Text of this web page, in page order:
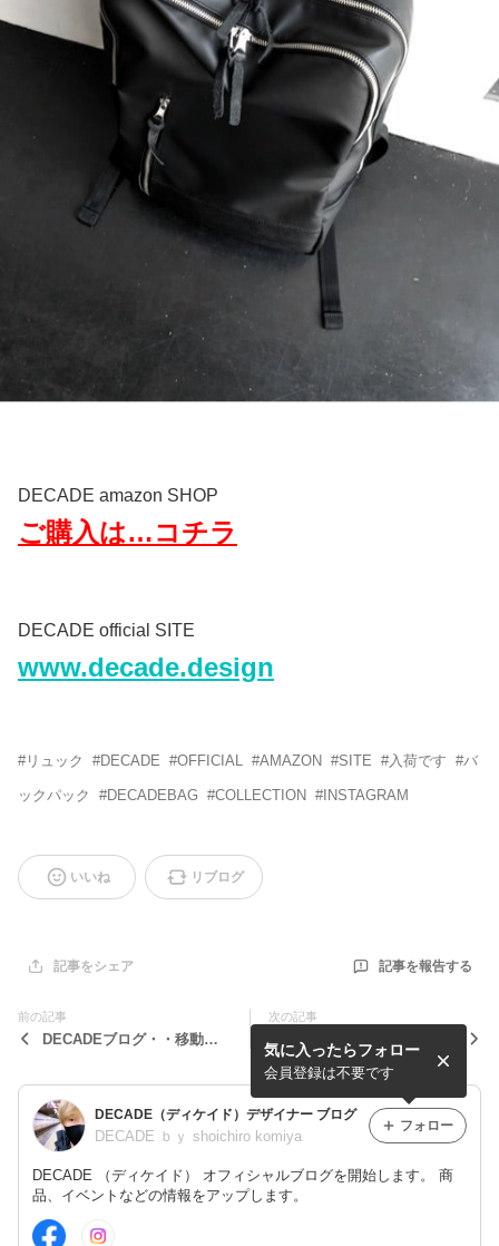
DECADE amazon SHOP
ご購入は…コチラ
DECADE official SITE
www.decade.design
#リュック #DECADE #OFFICIAL #AMAZON #SITE #入荷です #バ
ックパック #DECADEBAG #COLLECTION #INSTAGRAM
いいね リブログ
記事をシェア 記事を報告する
前の記事
DECADEブログ・・移動し
次の記事
マットナイロンバックパック
入荷。
DECADE（ディケイド）デザイナー ブログ
DECADE ｂｙ shoichiro komiya
DECADE （ディケイド） オフィシャルブログを開始します。 商
品、イベントなどの情報をアップします。
気に入ったらフォロー
会員登録は不要です
フォロー